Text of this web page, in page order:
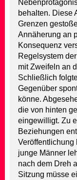
behalten. Diese
Grenzen
Annäherung an
Konsequenz
Regelsystem
mit Zweifeln an
Schließlich
Gegenüber
könne.
die von hinten
eingewilligt. Zu
Beziehungen
Veröffentlichung
junge Männer
nach dem Dreh
Sitzung müsse